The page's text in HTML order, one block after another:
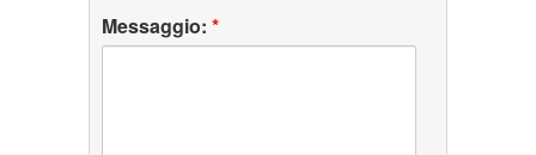
Messaggio: *